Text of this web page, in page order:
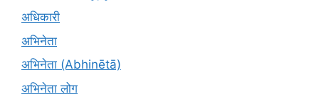
अधिकारी
अभिनेता
अभिनेता (Abhinētā)
अभिनेता लोग